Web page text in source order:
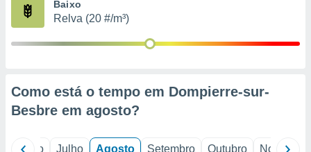
e
de
Baixo
Relva (20 #/m³)
Como está o tempo em Dompierre-sur-
Besbre em agosto?
Junho Julho Agosto Setembro Outubro Novembro